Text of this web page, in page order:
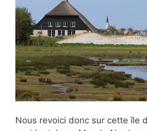
Nous revoici donc sur cette île